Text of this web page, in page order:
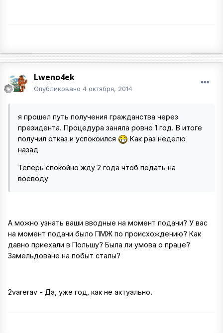
Lweno4ek
Опубликовано 4 октября, 2014
я прошел путь получения гражданства через
президента. Процедура заняла ровно 1 год. В итоге
получил отказ и успокоился
Как раз неделю
назад
Теперь спокойно жду 2 года чтоб подать на
воеводу
А можно узнать ваши вводные на момент подачи? У вас
на момент подачи было ПМЖ по происхождению? Как
давно приехали в Польшу? Была ли умова о праце?
Замельдоване на побыт сталы?
2varerav - Да, уже год, как не актуально.